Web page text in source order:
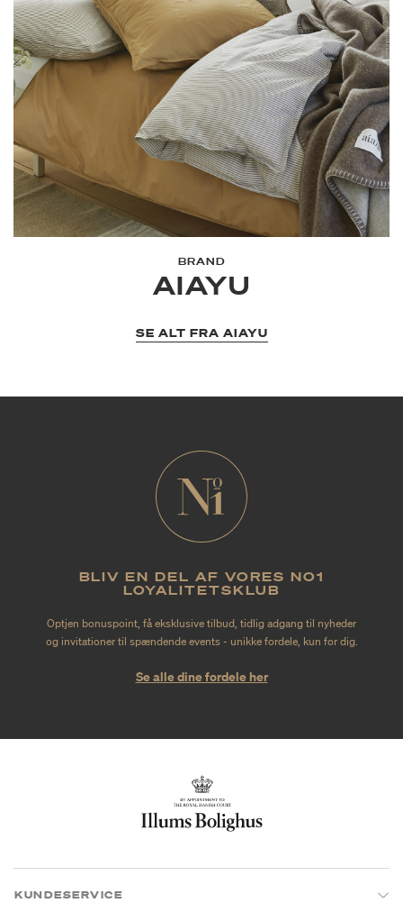
BRAND
AIAYU
SE ALT FRA AIAYU
BLIV EN DEL AF VORES NO1
LOYALITETSKLUB
Optjen bonuspoint, få eksklusive tilbud, tidlig adgang til nyheder
og invitationer til spændende events - unikke fordele, kun for dig.
Se alle dine fordele her
KUNDESERVICE